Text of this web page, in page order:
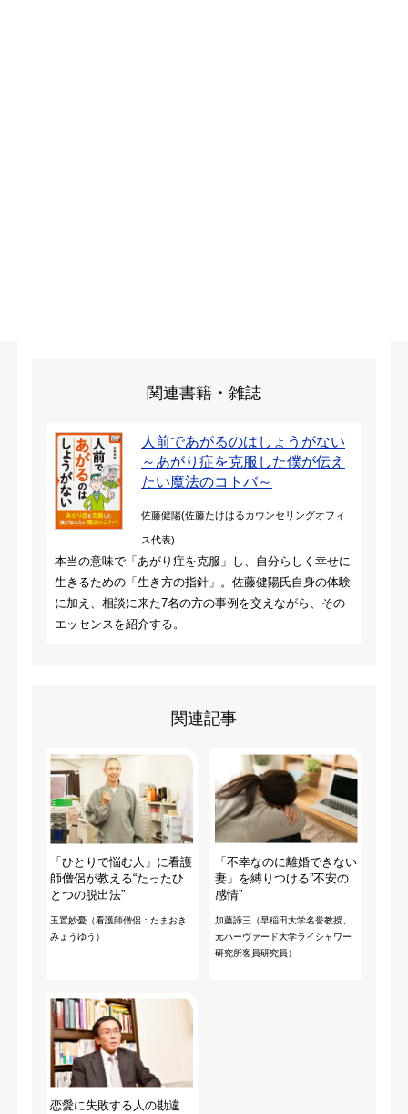
関連書籍・雑誌
人前であがるのはしょうがない
～あがり症を克服した僕が伝え
たい魔法のコトバ～
佐藤健陽(佐藤たけはるカウンセリングオフィ
ス代表)
本当の意味で「あがり症を克服」し、自分らしく幸せに
生きるための「生き方の指針」。佐藤健陽氏自身の体験
に加え、相談に来た7名の方の事例を交えながら、その
エッセンスを紹介する。
関連記事
「ひとりで悩む人」に看護
師僧侶が教える“たったひ
とつの脱出法”
玉置妙憂（看護師僧侶：たまおき
みょうゆう）
「不幸なのに離婚できない
妻」を縛りつける”不安の
感情”
加藤諦三（早稲田大学名誉教授、
元ハーヴァード大学ライシャワー
研究所客員研究員）
恋愛に失敗する人の勘違